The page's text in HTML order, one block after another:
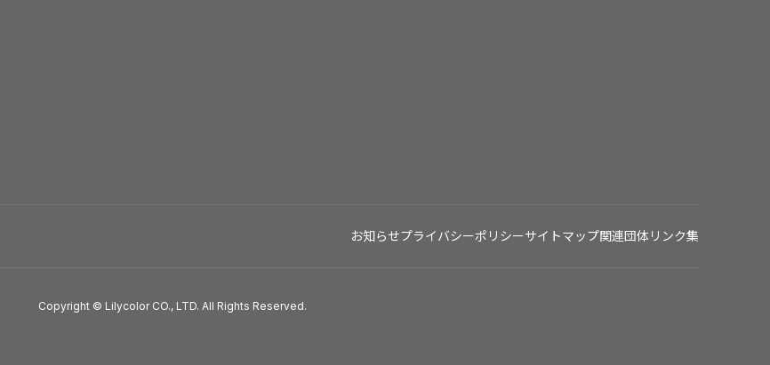
お知らせプライバシーポリシーサイトマップ関連団体リンク集
Copyright © Lilycolor CO., LTD. All Rights Reserved.